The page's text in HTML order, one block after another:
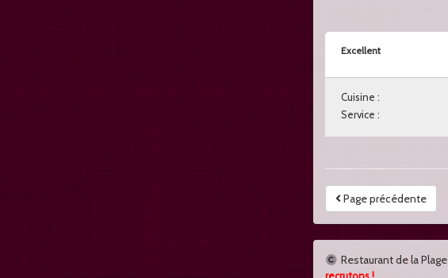
Excellent
Cuisine :
Service :
Page précédente
Restaurant de la Plage